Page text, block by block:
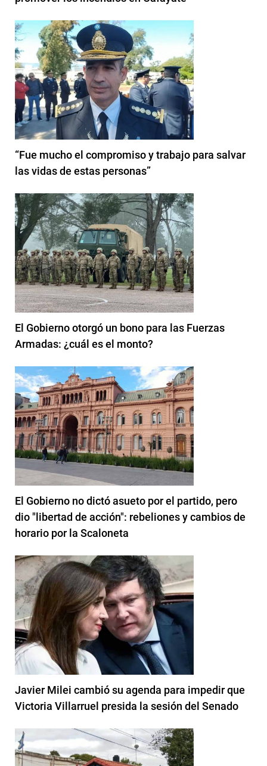
“Fue mucho el compromiso y trabajo para salvar
las vidas de estas personas”
El Gobierno otorgó un bono para las Fuerzas
Armadas: ¿cuál es el monto?
El Gobierno no dictó asueto por el partido, pero
dio "libertad de acción": rebeliones y cambios de
horario por la Scaloneta
Javier Milei cambió su agenda para impedir que
Victoria Villarruel presida la sesión del Senado